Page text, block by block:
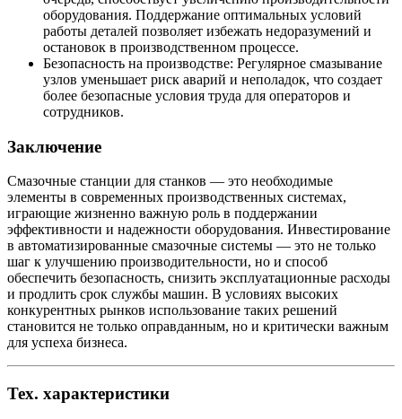
оборудования. Поддержание оптимальных условий
работы деталей позволяет избежать недоразумений и
остановок в производственном процессе.
Безопасность на производстве: Регулярное смазывание
узлов уменьшает риск аварий и неполадок, что создает
более безопасные условия труда для операторов и
сотрудников.
Заключение
Смазочные станции для станков — это необходимые
элементы в современных производственных системах,
играющие жизненно важную роль в поддержании
эффективности и надежности оборудования. Инвестирование
в автоматизированные смазочные системы — это не только
шаг к улучшению производительности, но и способ
обеспечить безопасность, снизить эксплуатационные расходы
и продлить срок службы машин. В условиях высоких
конкурентных рынков использование таких решений
становится не только оправданным, но и критически важным
для успеха бизнеса.
Тех. характеристики